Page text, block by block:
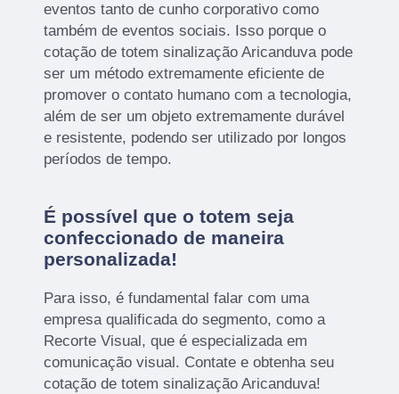
eventos tanto de cunho corporativo como
também de eventos sociais. Isso porque o
cotação de totem sinalização Aricanduva pode
ser um método extremamente eficiente de
promover o contato humano com a tecnologia,
além de ser um objeto extremamente durável
e resistente, podendo ser utilizado por longos
períodos de tempo.
É possível que o totem seja
confeccionado de maneira
personalizada!
Para isso, é fundamental falar com uma
empresa qualificada do segmento, como a
Recorte Visual, que é especializada em
comunicação visual. Contate e obtenha seu
cotação de totem sinalização Aricanduva!